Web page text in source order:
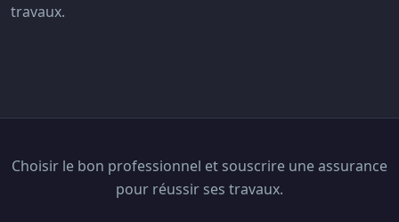
travaux.
Choisir le bon professionnel et souscrire une assurance
pour réussir ses travaux.